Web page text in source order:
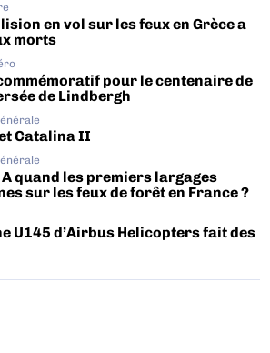
en vol sur les feux en Grèce a
morts
pour le centenaire de
de Lindbergh
Catalina II
A quand les premiers largages
sur les feux de forêt en France ?
U145 d’Airbus Helicopters fait des